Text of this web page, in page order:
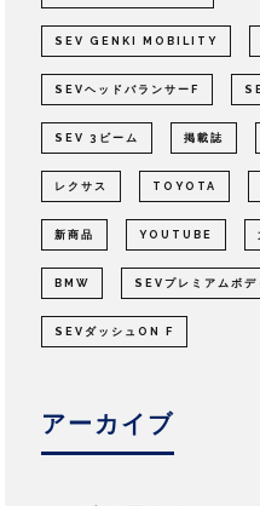
SEV GENKI MOBILITY
SEVヘッドバランサーF
SEV 3ビーム 掲載誌
レクサス TOYOTA
新商品 YOUTUBE
BMW SEVプレミアムボデ
SEVダッシュON F
アーカイブ